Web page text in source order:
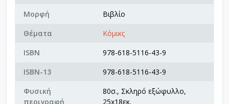
Μορφή
Βιβλίο
Θέματα
Κόμικς
ISBN
978-618-5116-43-9
ISBN-13
978-618-5116-43-9
Φυσική
περιγραφή
80σ., Σκληρό εξώφυλλο,
25x18εκ.